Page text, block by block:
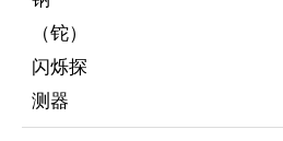
（铊）
闪烁探
测器